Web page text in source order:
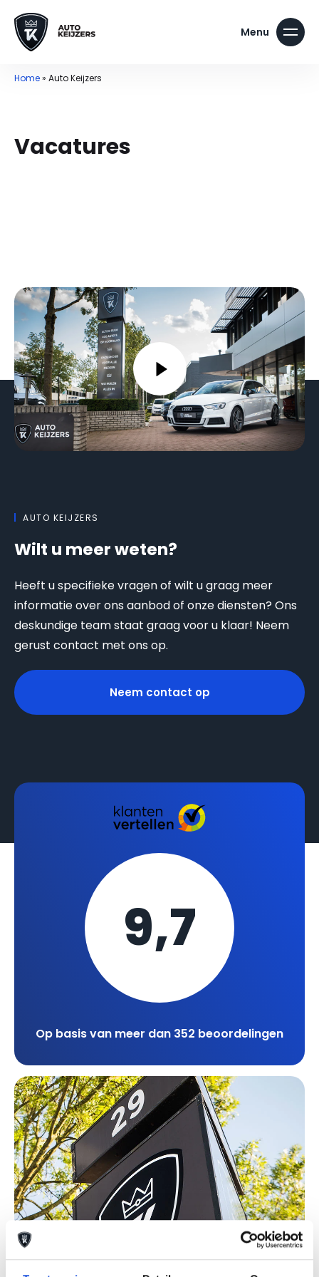
Home» Auto Keijzers
Vacatures
AUTO KEIJZERS
Wilt u meer weten?
Heeft u specifieke vragen of wilt u graag meer
informatie over ons aanbod of onze diensten? Ons
deskundige team staat graag voor u klaar! Neem
gerust contact met ons op.
Neem contact op
9,7
Op basis van meer dan 352 beoordelingen